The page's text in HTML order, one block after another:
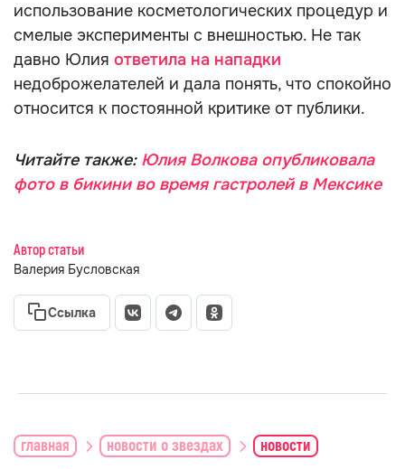
использование косметологических процедур и
смелые эксперименты с внешностью. Не так
давно Юлия ответила на нападки
недоброжелателей и дала понять, что спокойно
относится к постоянной критике от публики.
Читайте также: Юлия Волкова опубликовала
фото в бикини во время гастролей в Мексике
Автор статьи
Валерия Бусловская
Ссылка
главная новости о звездах новости